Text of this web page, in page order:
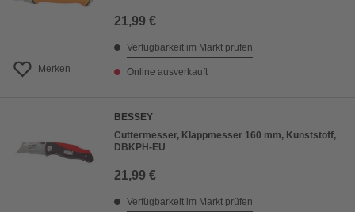
Merken
21,99 €
Verfügbarkeit im Markt prüfen
Online ausverkauft
BESSEY
Cuttermesser, Klappmesser 160 mm, Kunststoff,
DBKPH-EU
21,99 €
Verfügbarkeit im Markt prüfen